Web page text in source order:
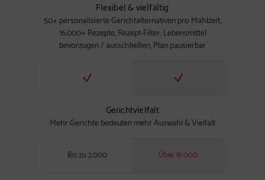
Flexibel & vielfältig
50+ personalisierte Gerichtalternativen pro Mahlzeit,
16.000+ Rezepte, Rezept-Filter, Lebensmittel
bevorzugen / ausschließen, Plan pausierbar
Gerichtvielfalt
Mehr Gerichte bedeuten mehr Auswahl & Vielfalt
Bis zu 2.000 Über 16.000